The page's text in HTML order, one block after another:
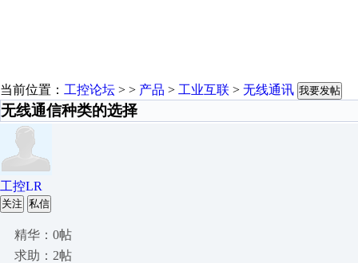
当前位置： 工控论坛 > > 产品 > 工业互联 > 无线通讯 我要发帖
无线通信种类的选择
工控LR
关注 私信
精华：0帖
求助：2帖